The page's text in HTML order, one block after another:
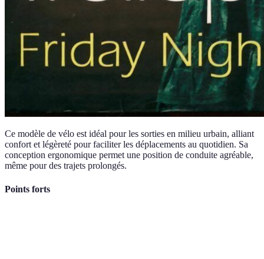
Ce modèle de vélo est idéal pour les sorties en milieu urbain, alliant
confort et légèreté pour faciliter les déplacements au quotidien. Sa
conception ergonomique permet une position de conduite agréable,
même pour des trajets prolongés.
Points forts